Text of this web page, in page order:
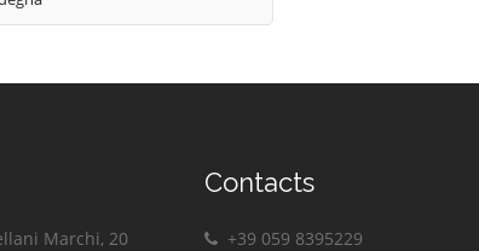
Marchi, 20
Contacts
+39 059 8395229